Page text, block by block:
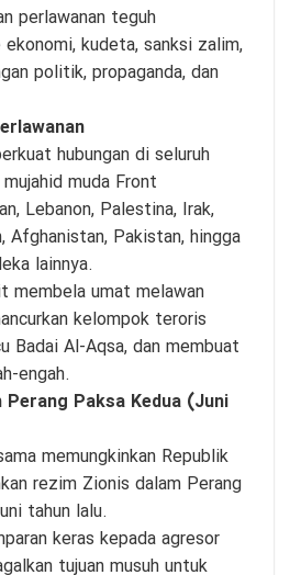
perlawanan teguh
kudeta, sanksi zalim,
politik, propaganda, dan
hubungan di seluruh
muda Front
Lebanon, Palestina, Irak,
Afghanistan, Pakistan, hingga
lainnya.
membela umat melawan
kelompok teroris
Badai Al-Aqsa, dan membuat
engah.
Perang Paksa Kedua (Juni
memungkinkan Republik
rezim Zionis dalam Perang
tahun lalu.
keras kepada agresor
tujuan musuh untuk